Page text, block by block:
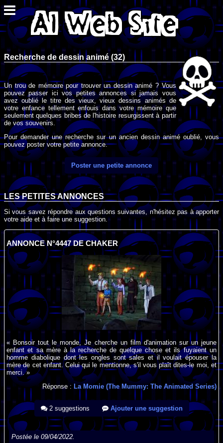
Recherche de dessin animé (32)
Un trou de mémoire pour trouver un dessin animé ? Vous
pouvez passer ici vos petites annonces si jamais vous
avez oublié le titre des vieux, vieux dessins animés de
votre enfance tellement enfouis dans votre mémoire que
seulement quelques bribes de l'histoire resurgissent à partir
de vos souvenirs.
Pour demander une recherche sur un ancien dessin animé oublié, vous
pouvez poster votre petite annonce.
Poster une petite annonce
LES PETITES ANNONCES
Si vous savez répondre aux questions suivantes, n'hésitez pas à apporter
votre aide et à faire une suggestion.
ANNONCE N°4447 DE CHAKER
« Bonsoir tout le monde, Je cherche un film d'animation sur un jeune
enfant et sa mère à la recherche de quelque chose et ils fuyaient un
homme diabolique dont les ongles sont sales et il voulait épouser la
mère de cet enfant. Celui qui le mentionne, s'il vous plaît dites-le moi, et
merci. »
Réponse : La Momie (The Mummy: The Animated Series)
2 suggestions Ajouter une suggestion
Postée le 09/04/2022.